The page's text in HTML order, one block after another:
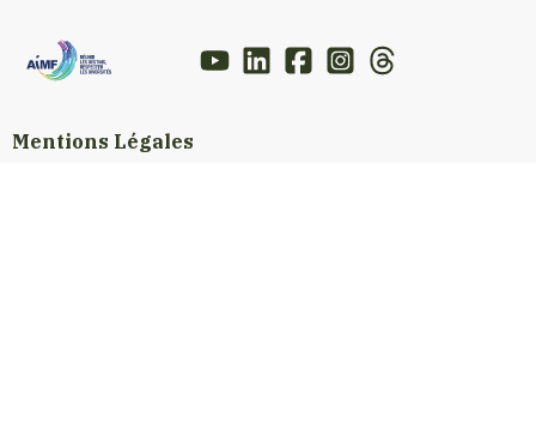
Mentions Légales